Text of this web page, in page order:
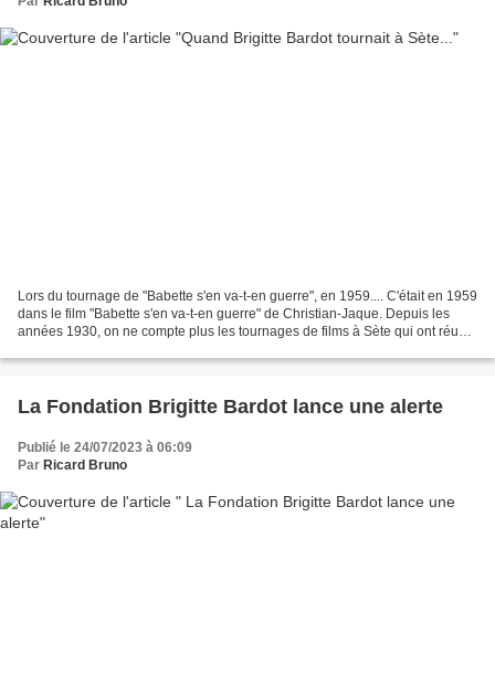
Lors du tournage de "Babette s'en va-t-en guerre", en 1959.... C'était en 1959
dans le film "Babette s'en va-t-en guerre" de Christian-Jaque. Depuis les
années 1930, on ne compte plus les tournages de films à Sète qui ont réuni
La Fondation Brigitte Bardot lance une alerte
Publié le 24/07/2023 à 06:09
Par Ricard Bruno